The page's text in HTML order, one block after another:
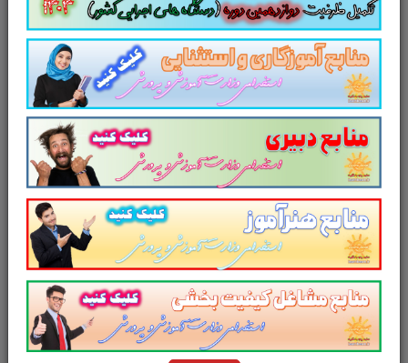
سوالات نهایی، شبه نهایی و نمونه سوالات درس هویت
اجتماعی پایه دوازدهم همراه پاسخنامه رشته ریاضی در 51
صفحه
محصولات مرتبط